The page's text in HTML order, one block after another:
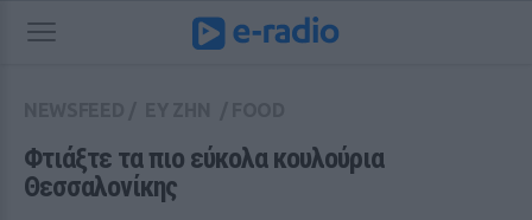
Φτιάξτε τα πιο εύκολα κουλούρια
Θεσσαλονίκης